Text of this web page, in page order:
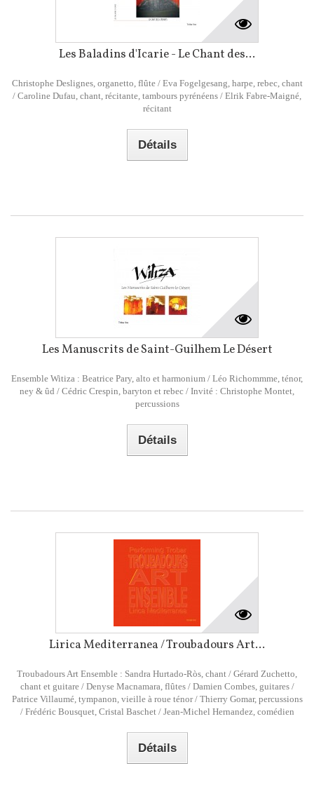
Les Baladins d'Icarie - Le Chant des...
Christophe Deslignes, organetto, flûte / Eva Fogelgesang, harpe, rebec, chant
/ Caroline Dufau, chant, récitante, tambours pyrénéens / Elrik Fabre-Maigné,
récitant
Détails
Les Manuscrits de Saint-Guilhem Le Désert
Ensemble Witiza : Beatrice Pary, alto et harmonium / Léo Richommme, ténor,
ney & ûd / Cédric Crespin, baryton et rebec / Invité : Christophe Montet,
percussions
Détails
Lirica Mediterranea / Troubadours Art...
Troubadours Art Ensemble : Sandra Hurtado-Ròs, chant / Gérard Zuchetto,
chant et guitare / Denyse Macnamara, flûtes / Damien Combes, guitares /
Patrice Villaumé, tympanon, vieille à roue ténor / Thierry Gomar, percussions
/ Frédéric Bousquet, Cristal Baschet / Jean-Michel Hernandez, comédien
Détails